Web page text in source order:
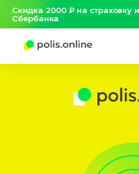
Скидка 2000 ₽ на страховку
Сбербанка